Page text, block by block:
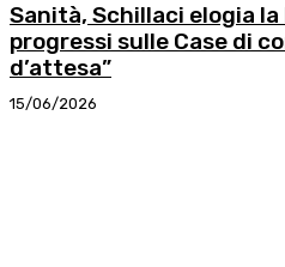
Sanità, Schillaci elogia
progressi sulle Case di
d’attesa”
15/06/2026